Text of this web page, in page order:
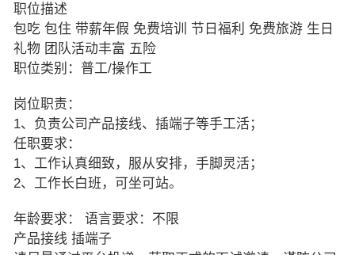
职位描述
包吃 包住 带薪年假 免费培训 节日福利 免费旅游 生日
礼物 团队活动丰富 五险
职位类别：普工/操作工
岗位职责：
1、负责公司产品接线、插端子等手工活；
任职要求：
1、工作认真细致，服从安排，手脚灵活；
2、工作长白班，可坐可站。
年龄要求： 语言要求：不限
产品接线 插端子